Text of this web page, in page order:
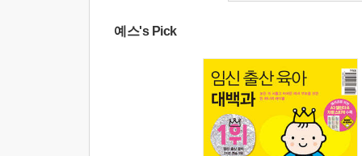
예스's Pick